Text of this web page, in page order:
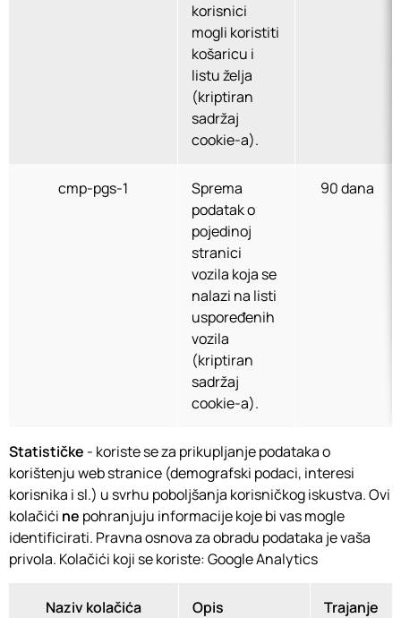
korisnici
mogli koristiti
košaricu i
listu želja
(kriptiran
sadržaj
cookie-a).
cmp-pgs-1
Sprema
podatak o
pojedinoj
stranici
vozila koja se
nalazi na listi
uspoređenih
vozila
(kriptiran
sadržaj
cookie-a).
90 dana
Statističke - koriste se za prikupljanje podataka o
korištenju web stranice (demografski podaci, interesi
korisnika i sl.) u svrhu poboljšanja korisničkog iskustva. Ovi
kolačići ne pohranjuju informacije koje bi vas mogle
identificirati. Pravna osnova za obradu podataka je vaša
privola. Kolačići koji se koriste: Google Analytics
Naziv kolačića Opis Trajanje